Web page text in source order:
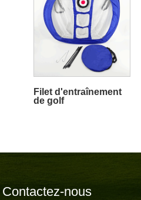
Filet d'entraînement
de golf
Contactez-nous